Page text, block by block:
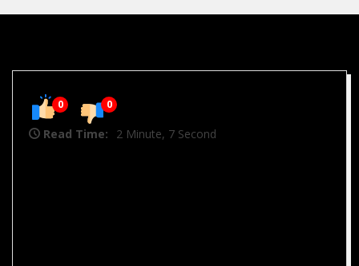
0 0
Read Time: 2 Minute, 7 Second